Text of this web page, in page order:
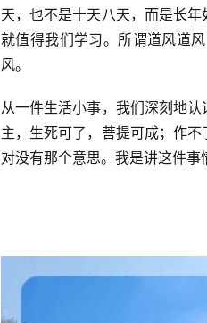
天，也不是十天八天，而是长
就值得我们学习。所谓道风道
风。
从一件生活小事，我们深刻地
主，生死可了，菩提可成；作
对没有那个意思。我是讲这件事